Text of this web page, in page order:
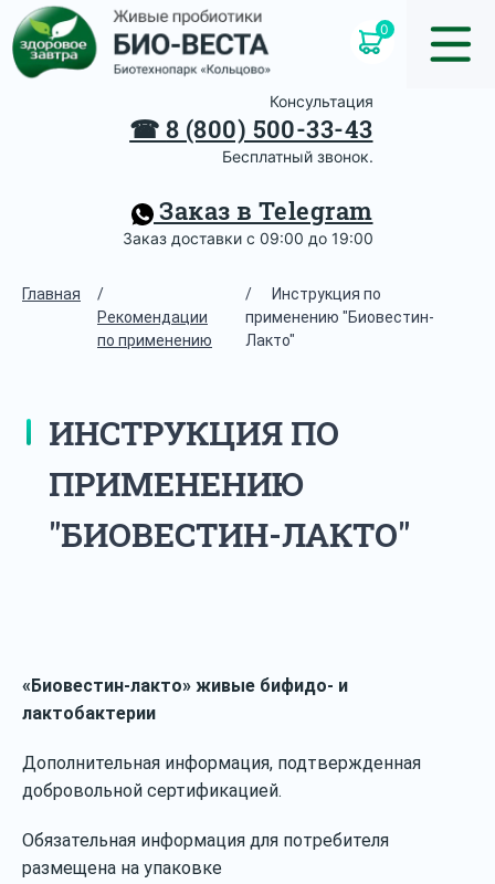
0
Консультация
☎8 (800) 500-33-43
Бесплатный звонок.
Заказ в Telegram
Заказ доставки с 09:00 до 19:00
Главная
/
Рекомендации
по применению
/
Инструкция по
применению "Биовестин-
Лакто"
ИНСТРУКЦИЯ ПО
ПРИМЕНЕНИЮ
"БИОВЕСТИН-ЛАКТО"
«Биовестин-лакто» живые бифидо- и
лактобактерии
Дополнительная информация, подтвержденная
добровольной сертификацией.
Обязательная информация для потребителя
размещена на упаковке